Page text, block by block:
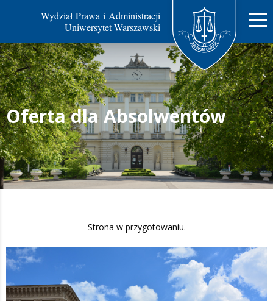
Wydział Prawa i Administracji
Uniwersytet Warszawski
Oferta dla Absolwentów
Strona w przygotowaniu.